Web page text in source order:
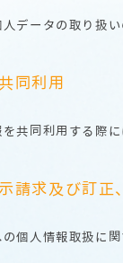
データの取り扱
同利用
共同利用する際
請求及び訂正
個人情報取扱に